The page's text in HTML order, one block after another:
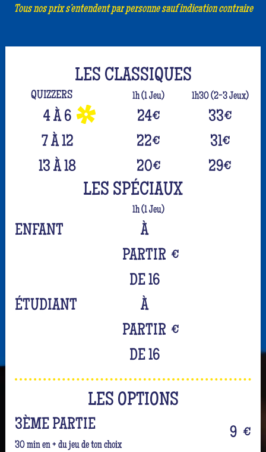
Tous nos prix s’entendent par personne sauf indication contraire
LES CLASSIQUES
QUIZZERS 1h (1 Jeu) 1h30 (2-3 Jeux)
4 À 6 24€ 33€
7 À 12
22€ 31€
13 À 18
20€ 29€
LES SPÉCIAUX
1h (1 Jeu)
ENFANT
À
PARTIR
DE 16
€
ÉTUDIANT
À
PARTIR
DE 16
€
LES OPTIONS
3ÈME PARTIE
30 min en + du jeu de ton choix
9 €